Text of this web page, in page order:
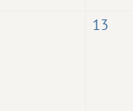
13